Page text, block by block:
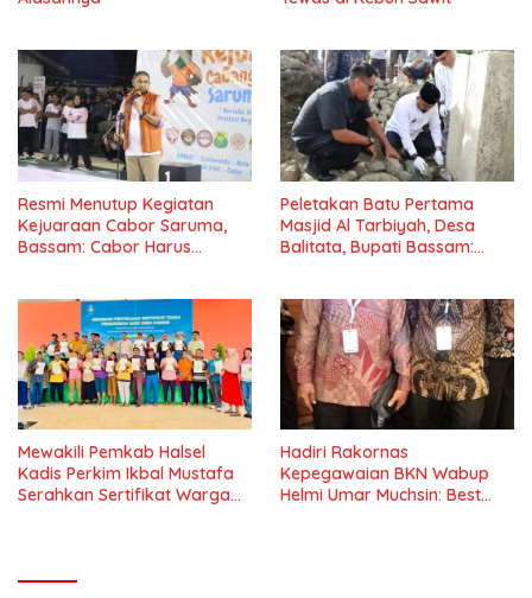
Resmi Menutup Kegiatan
Kejuaraan Cabor Saruma,
Bassam: Cabor Harus
Peletakan Batu Pertama
Masjid Al Tarbiyah, Desa
Balitata, Bupati Bassam:
Mewakili Pemkab Halsel
Kadis Perkim Ikbal Mustafa
Serahkan Sertifikat Warga
Hadiri Rakornas
Kepegawaian BKN Wabup
Helmi Umar Muchsin: Best